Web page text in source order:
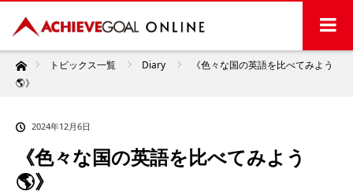
ホームトピックス一覧 Diary
《色々な国の英語を比べてみよう
🌎》
2024年12月6日
《色々な国の英語を比べてみよう
🌎》